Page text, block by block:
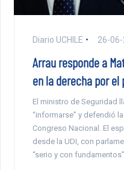
Diario UCHILE 26-
Arrau responde a
en la derecha por el
El ministro de Seguridad
“informarse” y defendió
Congreso Nacional. El
desde la UDI, con
“serio y con fundamentos”.